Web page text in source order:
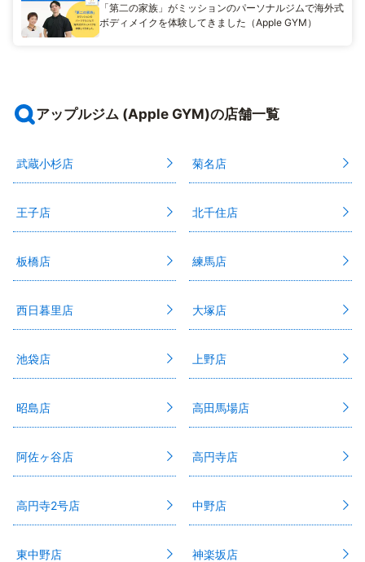
「第二の家族」がミッションのパーソナルジムで海外式
ボディメイクを体験してきました（Apple GYM）
アップルジム (Apple GYM)の店舗一覧
武蔵小杉店 菊名店
王子店 北千住店
板橋店 練馬店
西日暮里店 大塚店
池袋店 上野店
昭島店 高田馬場店
阿佐ヶ谷店 高円寺店
高円寺2号店 中野店
東中野店 神楽坂店